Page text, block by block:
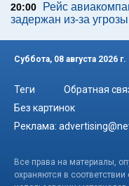
20:00
Рейс
задержан из-за
Суббота, 08 августа 2026 г.
Теги Обратная
Без картинок
Реклама:
Все права на материалы,
охраняются в